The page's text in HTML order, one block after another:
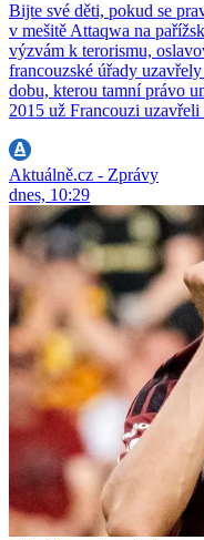
Bijte své děti, pokud se
v mešitě Attaqwa na
výzvám k terorismu,
francouzské úřady
dobu, kterou tamní právo
2015 už Francouzi uzavřeli
Aktuálně.cz - Zprávy
dnes, 10:29